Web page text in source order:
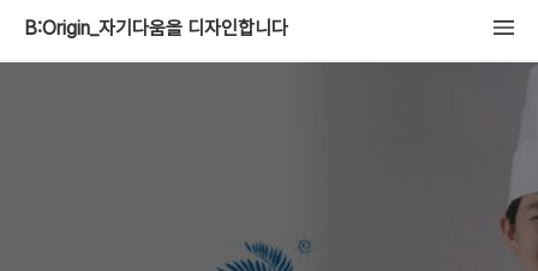
B:Origin_자기다움을 디자인합니다